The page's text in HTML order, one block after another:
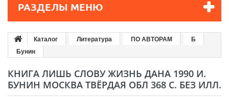
РАЗДЕЛЫ МЕНЮ
Каталог Литература ПО АВТОРАМ
Б
Бунин
КНИГА ЛИШЬ СЛОВУ ЖИЗНЬ ДАНА 1990 И.
БУНИН МОСКВА ТВЁРДАЯ ОБЛ 368 С. БЕЗ ИЛЛ.